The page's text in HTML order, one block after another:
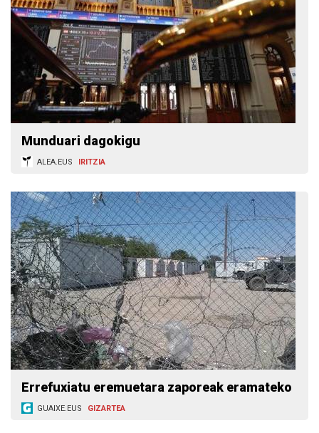
Munduari dagokigu
ALEA.EUS IRITZIA
Errefuxiatu eremuetara zaporeak eramateko
GUAIXE.EUS GIZARTEA